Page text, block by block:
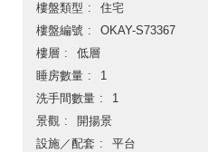
樓盤類型
住宅
樓盤編號
OKAY-S73367
樓層
低層
睡房數量
1
洗手間數量
1
景觀
開揚景
設施／配套
平台